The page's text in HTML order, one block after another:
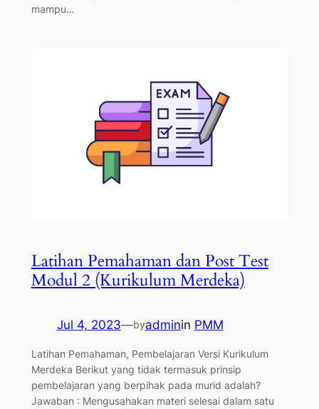
mampu…
Latihan Pemahaman dan Post Test
Modul 2 (Kurikulum Merdeka)
Jul 4, 2023—byadminin PMM
Latihan Pemahaman, Pembelajaran Versi Kurikulum
Merdeka Berikut yang tidak termasuk prinsip
pembelajaran yang berpihak pada murid adalah?
Jawaban : Mengusahakan materi selesai dalam satu